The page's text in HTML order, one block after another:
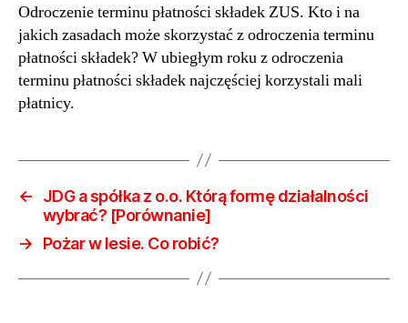
Odroczenie terminu płatności składek ZUS. Kto i na
jakich zasadach może skorzystać z odroczenia terminu
płatności składek? W ubiegłym roku z odroczenia
terminu płatności składek najczęściej korzystali mali
płatnicy.
←
JDG a spółka z o.o. Którą formę działalności
wybrać? [Porównanie]
→
Pożar w lesie. Co robić?